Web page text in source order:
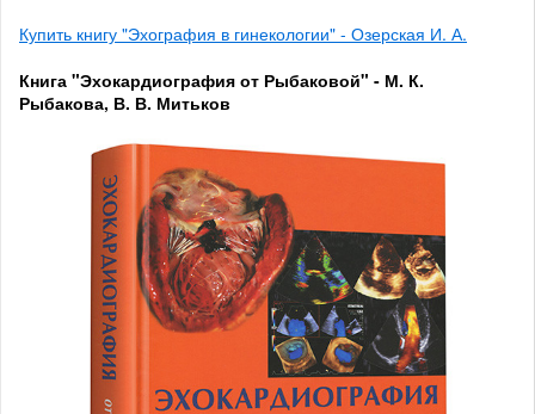
Купить книгу "Эхография в гинекологии" - Озерская И. А.
Книга "Эхокардиография от Рыбаковой" - М. К.
Рыбакова, В. В. Митьков